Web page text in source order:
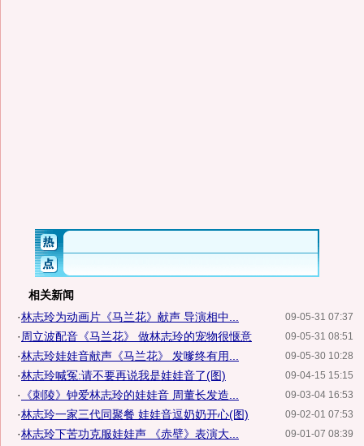
相关新闻
09-05-31 07:37
·林志玲为动画片《马兰花》献声 导演相中...
09-05-31 08:51
· 周立波配音《马兰花》 做林志玲的宠物很惬意
09-05-30 10:28
·林志玲娃娃音献声《马兰花》 发嗲终有用...
09-04-15 15:15
·林志玲喊冤:请不要再说我是娃娃音了(图)
09-03-04 16:53
· 《刺陵》钟爱林志玲的娃娃音 周董长发造...
09-02-01 07:53
·林志玲一家三代同聚餐 娃娃音逗奶奶开心(图)
09-01-07 08:39
·林志玲下苦功克服娃娃声 《赤壁》表演大...